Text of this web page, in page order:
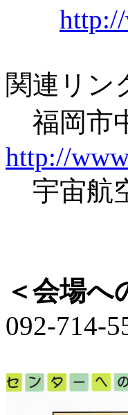
関連リン
福岡
http://
宇宙
＜会場へ
092-714-